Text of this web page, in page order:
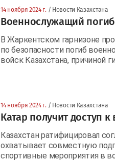
14 ноября 2024 г. / Новости Казахстана
Военнослужащий
В Жаркентском гарнизоне
по безопасности погиб
войск Казахстана, причиной
14 ноября 2024 г. / Новости Казахстана
Катар получит доступ
Казахстан ратифицировал
охватывает совместную
спортивные мероприятия в